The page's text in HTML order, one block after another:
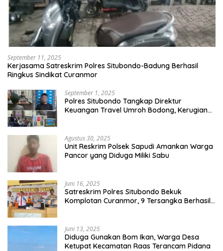
September 11, 2025
Kerjasama Satreskrim Polres Situbondo-Badung Berhasil
Ringkus Sindikat Curanmor
September 1, 2025
Polres Situbondo Tangkap Direktur
Keuangan Travel Umroh Bodong, Kerugian
Agustus 30, 2025
Unit Reskrim Polsek Sapudi Amankan Warga
Pancor yang Diduga Miliki Sabu
Juni 16, 2025
Satreskrim Polres Situbondo Bekuk
Komplotan Curanmor, 9 Tersangka Berhasil
Juni 13, 2025
Diduga Gunakan Bom Ikan, Warga Desa
Ketupat Kecamatan Raas Terancam Pidana